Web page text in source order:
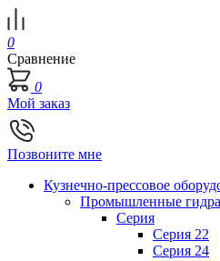
0
Сравнение
0
Мой заказ
Позвоните мне
Кузнечно-прессовое
Промышленные
Серия
Серия 22
Серия 24